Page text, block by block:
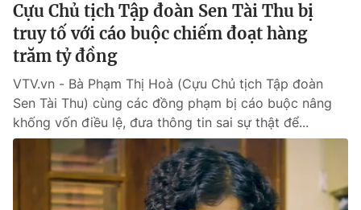
Cựu Chủ tịch Tập đoàn Sen Tài Thu bị
truy tố với cáo buộc chiếm đoạt hàng
trăm tỷ đồng
VTV.vn - Bà Phạm Thị Hoà (Cựu Chủ tịch Tập đoàn
Sen Tài Thu) cùng các đồng phạm bị cáo buộc nâng
khống vốn điều lệ, đưa thông tin sai sự thật để...